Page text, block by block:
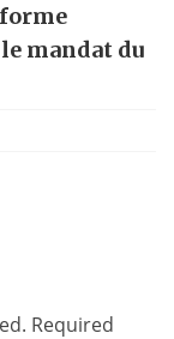
mandat du
Required